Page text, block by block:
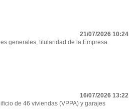
21/07/2026 10:24
generales, titularidad de la Empresa
16/07/2026 13:22
de 46 viviendas (VPPA) y garajes